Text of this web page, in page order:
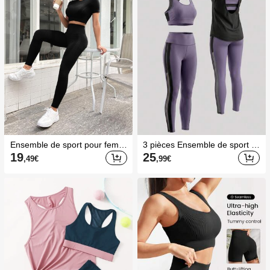
Ensemble de sport pour femm
e avec culotte sculptante sans
couture
19,49€
3 pièces Ensemble de sport d
oux et léger pour femmes
25,99€